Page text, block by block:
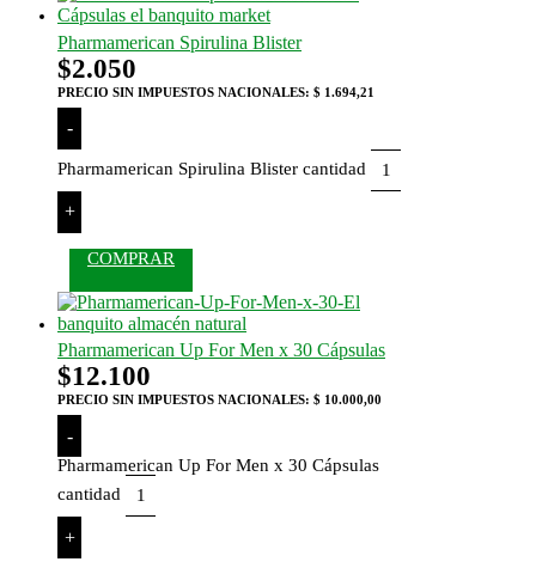
Pharmamerican Spirulina Blister
$2.050
PRECIO SIN IMPUESTOS NACIONALES: $ 1.694,21
-
Pharmamerican Spirulina Blister cantidad
+
COMPRAR
Pharmamerican Up For Men x 30 Cápsulas
$12.100
PRECIO SIN IMPUESTOS NACIONALES: $ 10.000,00
-
Pharmamerican Up For Men x 30 Cápsulas
cantidad
+